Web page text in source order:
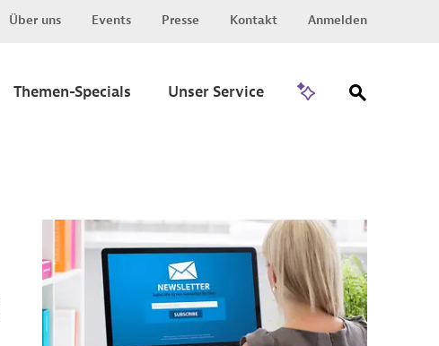
Über uns Events Presse Kontakt Anmelden
Themen-Specials Unser Service